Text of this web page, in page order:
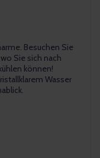
Besuchen Sie
Sie sich nach
können!
Wasser